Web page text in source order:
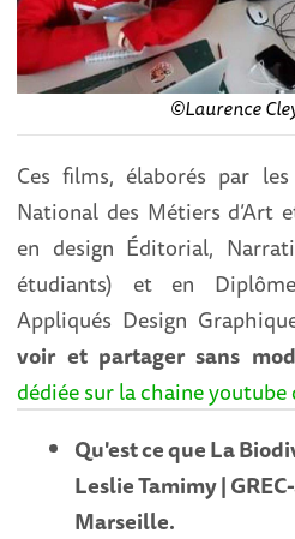
©Laurence
Ces films, élaborés par
National des Métiers d’Art
en design Éditorial,
étudiants) et en
Appliqués Design
voir et partager sans
dédiée sur la chaine youtube
Qu'est ce que La
Leslie Tamimy |
Marseille.